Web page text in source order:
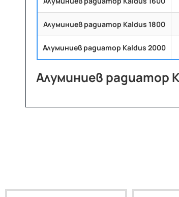
Алуминиев радиатор Kaldus 1800
Алуминиев радиатор Kaldus 2000
Алуминиев радиатор